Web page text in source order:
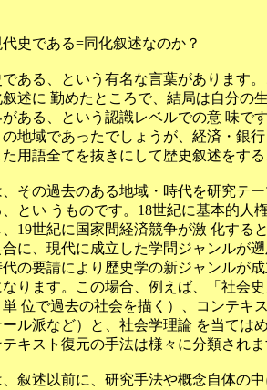
代史である=同化叙述なのか？
ある、という有名な言葉があります
述に 勤めたところで、結局は自分の
ある、という認識レベルでの意 味で
地域であったでしょうが、経済・銀
用語全てを抜きにして歴史叙述をす
その過去のある地域・時代を研究テ
とい うものです。18世紀に基本的人
19世紀に国家間経済競争が激 化する
に、現代に成立した学問ジャンルが
の要請により歴史学の新ジャンルが
ります。この場合、例えば、「社会
位で過去の社会を描く）、コンテキ
ル派など）と、社会学理論 を当ては
キスト復元の手法は様々に分類され
叙述以前に、研究手法や概念自体の